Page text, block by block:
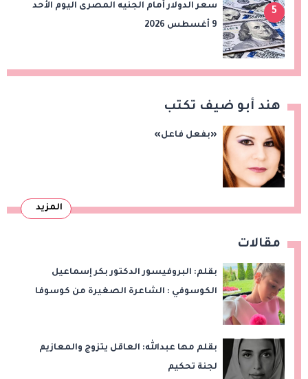
5
سعر الدولار أمام الجنيه المصرى اليوم الأحد
9 أغسطس 2026
هند أبو ضيف تكتب
«بفعل فاعل»
المزيد
مقالات
بقلم: البروفيسور الدكتور بكر إسماعيل
الكوسوفي : الشاعرة الصغيرة من كوسوفا
بقلم مها عبدالله: العاقل يتزوج والمعازيم
لجنة تحكيم